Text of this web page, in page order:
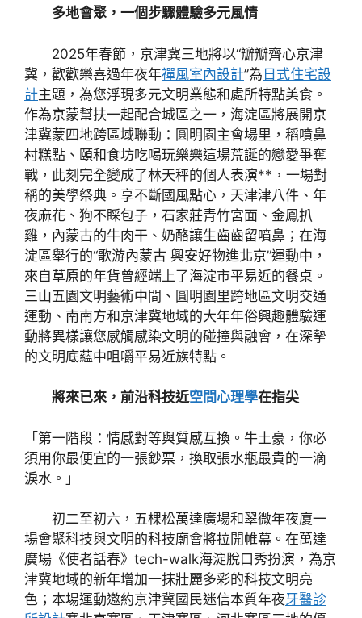
多地會聚，一個步驟體驗多元風情
2025年春節，京津冀三地將以“瓣瓣齊心京津
冀，歡歡樂喜過年夜年禪風室內設計”為 日式住宅設
計主題，為您浮現多元文明業態和處所特點美食。
作為京蒙幫扶一起配合城區之一，海淀區將展開京
津冀蒙四地跨區域聯動：圓明園主會場里，稻噴鼻
村糕點、頤和食坊吃喝玩樂樂這場荒誕的戀愛爭奪
戰，此刻完全變成了林天秤的個人表演**，一場對
稱的美學祭典。享不斷國風點心，天津津八件、年
夜麻花、狗不睬包子，石家莊青竹宮面、金鳳扒
雞，內蒙古的牛肉干、奶酪讓生齒齒留噴鼻；在海
淀區舉行的“歌游內蒙古 興安好物進北京”運動中，
來自草原的年貨曾經端上了海淀市平易近的餐桌。
三山五園文明藝術中間、圓明園里跨地區文明交通
運動、南南方和京津冀地域的大年年俗興趣體驗運
動將異樣讓您感觸感染文明的碰撞與融會，在深摯
的文明底蘊中咀嚼平易近族特點。
將來已來，前沿科技近空間心理學在指尖
「第一階段：情感對等與質感互換。牛土豪，你必
須用你最便宜的一張鈔票，換取張水瓶最貴的一滴
淚水。」
初二至初六，五棵松萬達廣場和翠微年夜廈一
場會聚科技與文明的科技廟會將拉開帷幕。在萬達
廣場《使者話春》tech-walk海淀脫口秀扮演，為京
津冀地域的新年增加一抹壯麗多彩的科技文明亮
色；本場運動邀約京津冀國民迷信本質年夜牙醫診